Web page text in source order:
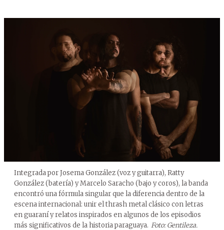
Integrada por Josema González (voz y guitarra), Ratty
González (batería) y Marcelo Saracho (bajo y coros), la banda
encontró una fórmula singular que la diferencia dentro de la
escena internacional: unir el thrash metal clásico con letras
en guaraní y relatos inspirados en algunos de los episodios
más significativos de la historia paraguaya. Foto: Gentileza.